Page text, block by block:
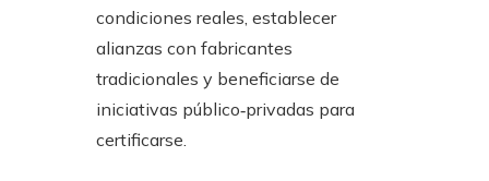
condiciones reales, establecer
alianzas con fabricantes
tradicionales y beneficiarse de
iniciativas público‑privadas para
certificarse.